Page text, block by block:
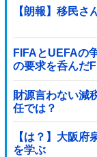
【朗報】移民さ
FIFAとUEFAの
の要求を呑んだ
ず……
財源言わない減
任では？
【は？】大阪
を学ぶ